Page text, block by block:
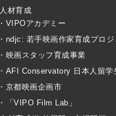
人材育成
・VIPOアカデミー
・ndjc: 若手映画作家育成プロジ
・映画スタッフ育成事業
・AFI Conservatory 日本人留学
・京都映画企画市
・「VIPO Film Lab」